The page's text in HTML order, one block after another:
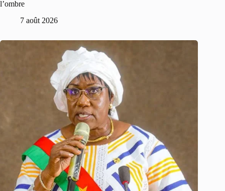
l’ombre
7 août 2026